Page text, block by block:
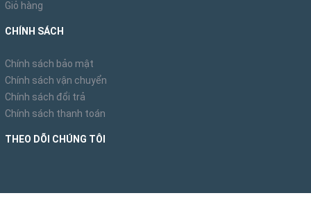
Giỏ hàng
CHÍNH SÁCH
Chính sách bảo mật
Chính sách vận chuyển
Chính sách đổi trả
Chính sách thanh toán
THEO DÕI CHÚNG TÔI